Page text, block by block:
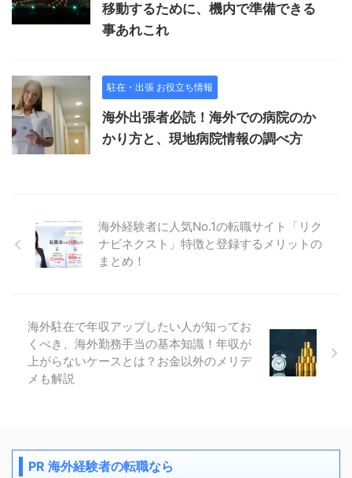
移動するために、機内で準備できる
事あれこれ
駐在・出張 お役立ち情報
海外出張者必読！海外での病院のか
かり方と、現地病院情報の調べ方
海外経験者に人気No.1の転職サイト「リク
ナビネクスト」特徴と登録するメリットの
まとめ！
海外駐在で年収アップしたい人が知ってお
くべき、海外勤務手当の基本知識！年収が
上がらないケースとは？お金以外のメリデ
メも解説
PR 海外経験者の転職なら